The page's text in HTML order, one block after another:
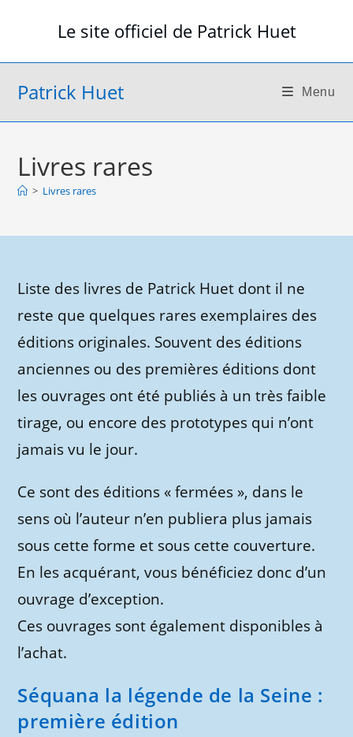
Le site officiel de Patrick Huet
Patrick Huet Menu
Livres rares
> Livres rares
Liste des livres de Patrick Huet dont il ne
reste que quelques rares exemplaires des
éditions originales. Souvent des éditions
anciennes ou des premières éditions dont
les ouvrages ont été publiés à un très faible
tirage, ou encore des prototypes qui n’ont
jamais vu le jour.
Ce sont des éditions « fermées », dans le
sens où l’auteur n’en publiera plus jamais
sous cette forme et sous cette couverture.
En les acquérant, vous bénéficiez donc d’un
ouvrage d’exception.
Ces ouvrages sont également disponibles à
l’achat.
Séquana la légende de la Seine :
première édition